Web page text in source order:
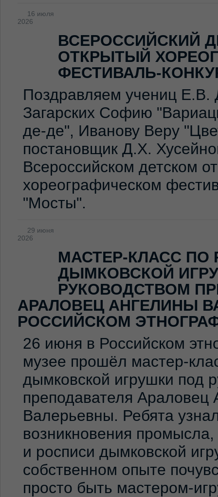
16 июля
2026
ВСЕРОССИЙСКИЙ
ОТКРЫТЫЙ
ФЕСТИВАЛЬ-
Поздравляем учениц Е.В.
Загарских Софию
де-де", Иванову Веру
постановщик Д.Х.
Всероссийском детском
хореографическом
"Мосты".
29 июня
2026
МАСТЕР-КЛАСС ПО
ДЫМКОВСКОЙ
РУКОВОДСТВОМ
АРАЛОВЕЦ АНГЕЛИНЫ
РОССИЙСКОМ
26 июня в Российском
музее прошёл мастер-
дымковской игрушки под
преподавателя Араловец
Валерьевны. Ребята
возникновения
и росписи дымковской
собственном опыте
просто быть мастером-